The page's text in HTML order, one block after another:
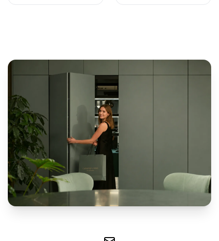
Vesela
Villeroy&Boch
Parfumuri
Esteban
Paris
Accesorii
JosephJoseph